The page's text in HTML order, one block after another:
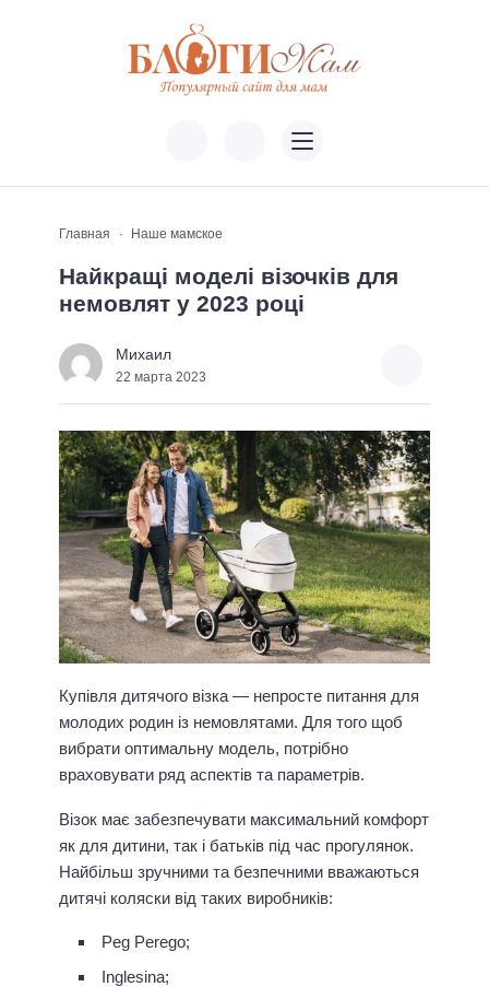
Главная Наше мамское
Найкращі моделі візочків для
немовлят у 2023 році
Михаил
22 марта 2023
Купівля дитячого візка — непросте питання для
молодих родин із немовлятами. Для того щоб
вибрати оптимальну модель, потрібно
враховувати ряд аспектів та параметрів.
Візок має забезпечувати максимальний комфорт
як для дитини, так і батьків під час прогулянок.
Найбільш зручними та безпечними вважаються
дитячі коляски від таких виробників:
Peg Perego;
Inglesina;